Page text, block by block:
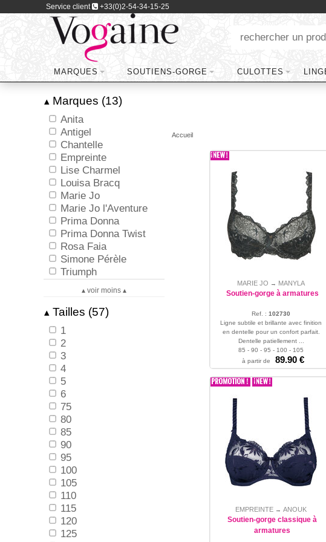
Service client +33(0)2-54-34-15-25
MARQUES SOUTIENS-GORGE CULOTTES
▴ Marques (13)
Anita
Antigel
Chantelle
Empreinte
Lise Charmel
Louisa Bracq
Marie Jo
Marie Jo l'Aventure
Prima Donna
Prima Donna Twist
Rosa Faia
Simone Pérèle
Triumph
▴ voir moins ▴
▴ Tailles (57)
1
2
3
4
5
6
75
80
85
90
95
100
105
110
115
120
125
Accueil
MARIE JO → MANYLA
Soutien-gorge à armatures
Ref. : 102730
Ligne subtile et brillante avec finition
en dentelle pour un confort parfait.
Dentelle patiellement ...
85 - 90 - 95 - 100 - 105
à partir de
89.90 €
EMPREINTE → ANOUK
Soutien-gorge classique à
armatures